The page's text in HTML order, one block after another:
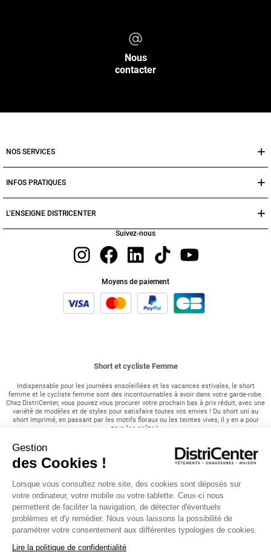
Gestion
des Cookies !
Lorsque vous consultez notre site, des cookies sont déposés sur
votre ordinateur, votre mobile ou votre tablette. Ceux-ci nous
permettent de faciliter la navigation, de détecter d'éventuels
problèmes et d'y remédier. Nous vous laissons la possibilité de
paramétrer votre consentement aux différentes typologies de cookies.
Lire la politique de confidentialité
Short et cycliste Femme
Indispensable pour les journées ensoleillées et les vacances estivales, le short
femme et le cycliste femme sont des incontournables à avoir dans votre garde-robe.
Chez DistriCenter, vous pouvez vous procurer votre prochain bas à prix réduit, avec une
variété de modèles et de styles pour satisfaire toutes vos envies ! Du short uni au
short imprimé, en passant par les motifs floraux ou les teintes vives, il y en a pour
tous les goûts !
Le short femme : L'indispensable en été !
Le short en denim classique ou en jean destroy reste un favori intemporel, mais
ajouter une touche de originalité à votre tenue. Certains modèles peuvent même être
portés par-dessus des collants noirs en hiver ou en automne pour un look tendance et
confortable. Si vous êtes à la recherche d'un short de sport, explorez notre catégorie
dédiée pour trouver le modèle parfait pour vos activités.
Le cycliste femme : le must-have pour un look décontracté !
Nous
contacter
NOS SERVICES
INFOS PRATIQUES
L’ENSEIGNE DISTRICENTER
Suivez-nous
Moyens de paiement